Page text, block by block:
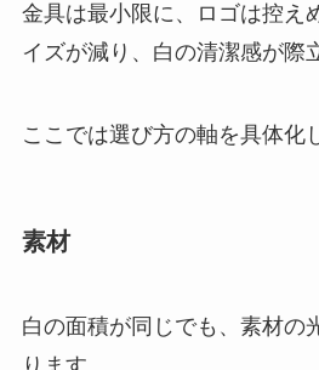
金具は最小限に、ロゴは控え
イズが減り、白の清潔感が際
ここでは選び方の軸を具体化
素材
白の面積が同じでも、素材の
ります。